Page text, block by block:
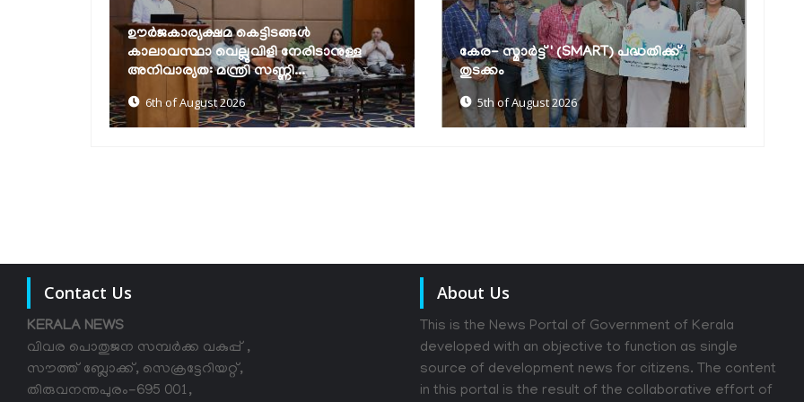
കേര- സ്മാർട്ട്' (SMART) പദ്ധതിക്ക്
തുടക്കം
5th of August 2026
ബാലസംരക്ഷണ സംവിധാനങ്ങൾ
ഏകോപിപ്പിക്കാൻ പുതിയ ഡിജിറ്റൽ
ഡാഷ്‌ബോർഡ്
5th of August 2026
Contact Us
KERALA NEWS
വിവര പൊതുജന സമ്പര്‍ക്ക വകുപ്പ് ,
സൗത്ത് ബ്ലോക്ക്, സെക്രട്ടേറിയറ്റ്,
തിരുവനന്തപുരം-695 001,
About Us
This is the News Portal of Government of Kerala
developed with an objective to function as single
source of development news for citizens. The content
in this portal is the result of the collaborative effort of